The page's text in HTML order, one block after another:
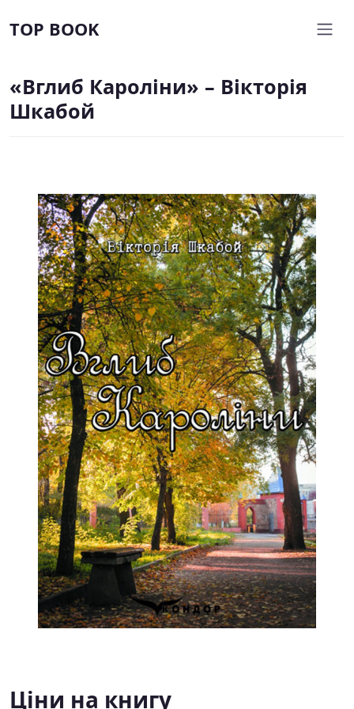
TOP BOOK
«Вглиб Кароліни» – Вікторія
Шкабой
Ціни на книгу